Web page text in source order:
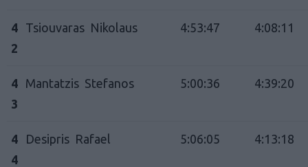
4
2
Tsiouvaras Nikolaus 4:53:47 4:08:11
4
3
Mantatzis Stefanos 5:00:36 4:39:20
4
4
Desipris Rafael 5:06:05 4:13:18